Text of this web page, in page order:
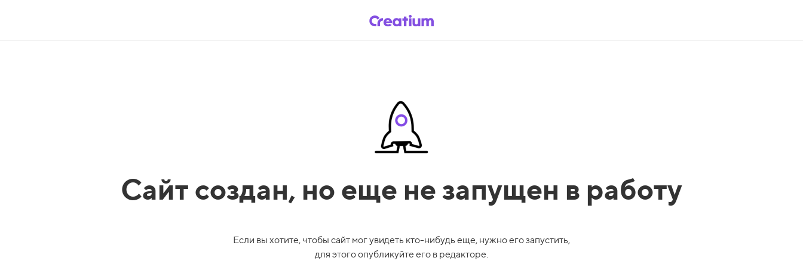
Сайт создан, но еще не запущен в работу
Если вы хотите, чтобы сайт мог увидеть кто-нибудь еще, нужно его запустить,
для этого опубликуйте его в редакторе.